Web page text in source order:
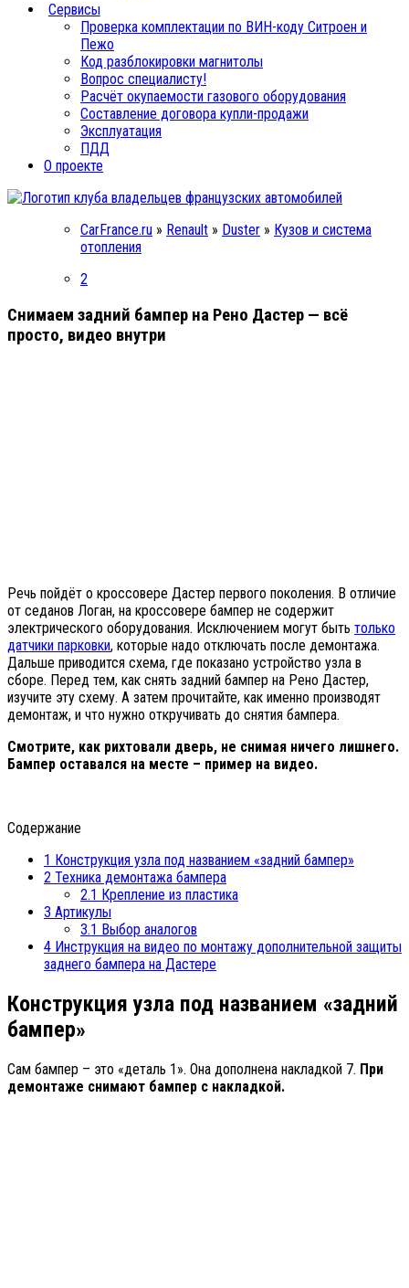
Сервисы
Проверка комплектации по ВИН-коду Ситроен и
Пежо
Код разблокировки магнитолы
Вопрос специалисту!
Расчёт окупаемости газового оборудования
Составление договора купли-продажи
Эксплуатация
ПДД
О проекте
CarFrance.ru » Renault » Duster » Кузов и система
отопления
2
Снимаем задний бампер на Рено Дастер — всё
просто, видео внутри
Речь пойдёт о кроссовере Дастер первого поколения. В отличие
от седанов Логан, на кроссовере бампер не содержит
электрического оборудования. Исключением могут быть только
датчики парковки, которые надо отключать после демонтажа.
Дальше приводится схема, где показано устройство узла в
сборе. Перед тем, как снять задний бампер на Рено Дастер,
изучите эту схему. А затем прочитайте, как именно производят
демонтаж, и что нужно откручивать до снятия бампера.
Смотрите, как рихтовали дверь, не снимая ничего лишнего.
Бампер оставался на месте – пример на видео.
Содержание
1 Конструкция узла под названием «задний бампер»
2 Техника демонтажа бампера
2.1 Крепление из пластика
3 Артикулы
3.1 Выбор аналогов
4 Инструкция на видео по монтажу дополнительной защиты
заднего бампера на Дастере
Конструкция узла под названием «задний
бампер»
Сам бампер – это «деталь 1». Она дополнена накладкой 7. При
демонтаже снимают бампер с накладкой.